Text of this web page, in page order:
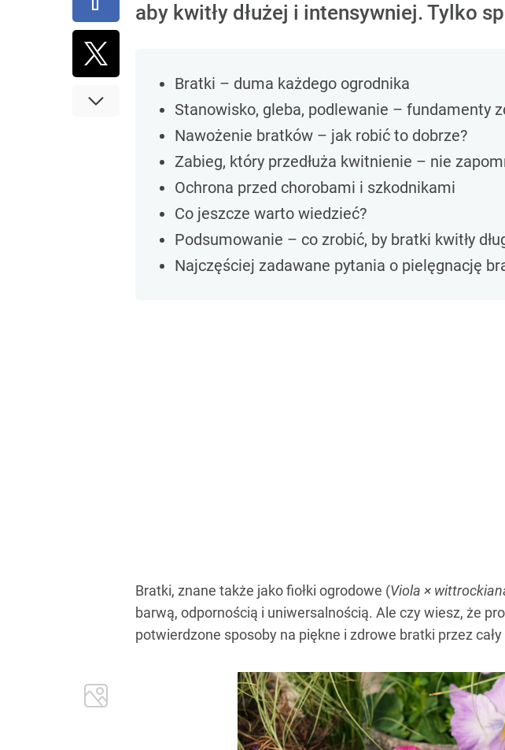
aby kwitły dłużej i intensywniej. Tylko
Bratki – duma każdego ogrodnika
Stanowisko, gleba, podlewanie – fundamenty
Nawożenie bratków – jak robić to dobrze?
Zabieg, który przedłuża kwitnienie – nie
Ochrona przed chorobami i szkodnikami
Co jeszcze warto wiedzieć?
Podsumowanie – co zrobić, by bratki kwitły
Najczęściej zadawane pytania o pielęgnację
Bratki, znane także jako fiołki ogrodowe (Viola ×
barwą, odpornością i uniwersalnością. Ale czy wiesz, że
potwierdzone sposoby na piękne i zdrowe bratki przez cały